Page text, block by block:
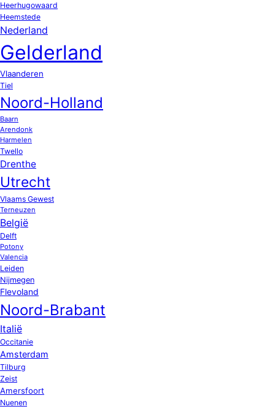
Heerhugowaard
Heemstede
Nederland
Gelderland
Vlaanderen
Tiel
Noord-Holland
Baarn
Arendonk
Harmelen
Twello
Drenthe
Utrecht
Vlaams Gewest
Terneuzen
België
Delft
Potony
Valencia
Leiden
Nijmegen
Flevoland
Noord-Brabant
Italië
Occitanie
Amsterdam
Tilburg
Zeist
Amersfoort
Nuenen